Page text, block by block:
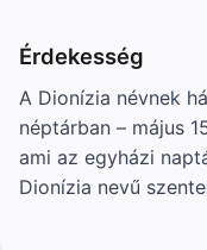
Érdekesség
A Dionízia névnek
néptárban – május
ami az egyházi
Dionízia nevű